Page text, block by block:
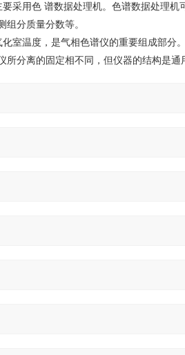
采用色 谱数据处理机。色谱数据处理机
分质量分数等。
室温度，是气相色谱仪的重要组成部分
分离的固定相不同，但仪器的结构是通